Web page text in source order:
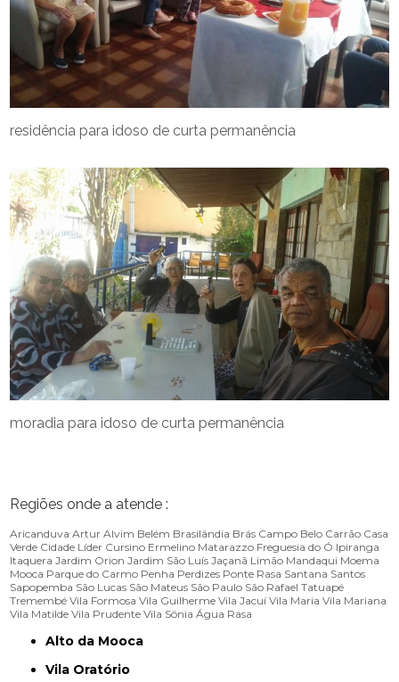
residência para idoso de curta permanência
moradia para idoso de curta permanência
Regiões onde a atende :
Aricanduva Artur Alvim Belém Brasilândia Brás Campo Belo Carrão Casa
Verde Cidade Líder Cursino Ermelino Matarazzo Freguesia do Ó Ipiranga
Itaquera Jardim Orion Jardim São Luís Jaçanã Limão Mandaqui Moema
Mooca Parque do Carmo Penha Perdizes Ponte Rasa Santana Santos
Sapopemba São Lucas São Mateus São Paulo São Rafael Tatuapé
Tremembé Vila Formosa Vila Guilherme Vila Jacuí Vila Maria Vila Mariana
Vila Matilde Vila Prudente Vila Sônia Água Rasa
Alto da Mooca
Vila Oratório